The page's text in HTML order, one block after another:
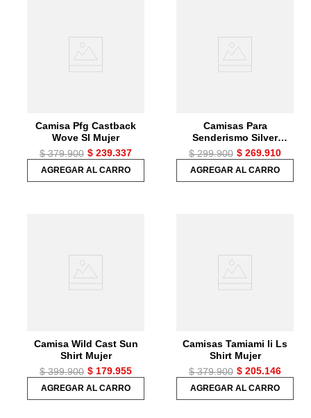
Camisa Pfg Castback
Wove Sl Mujer
$ 379.900 $ 239.337
AGREGAR AL CARRO
Camisas Para
Senderismo Silver
Ridge™ 3.0 Ss Mujer
$ 299.900 $ 269.910
AGREGAR AL CARRO
Camisa Wild Cast Sun
Shirt Mujer
$ 399.900 $ 179.955
AGREGAR AL CARRO
Camisas Tamiami Ii Ls
Shirt Mujer
$ 379.900 $ 205.146
AGREGAR AL CARRO